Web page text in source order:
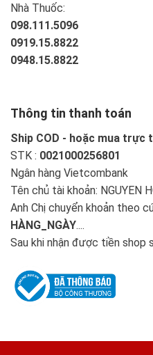
Nhà Thuốc:
098.111.5096
0919.15.8822
0948.15.8822
Thông tin thanh toán
Ship COD - hoặc mua trực
STK : 0021000256801
Ngân hàng Vietcombank
Tên chủ tài khoản: NGUYEN
Anh Chị chuyển khoản theo
HÀNG_NGÀY....
Sau khi nhận được tiền shop